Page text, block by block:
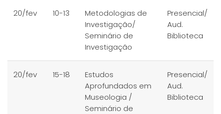
20/fev 10-13
Metodologias de
Investigação/
Seminário de
Investigação
Presencial/
Aud.
Biblioteca
20/fev 15-18
Estudos
Aprofundados em
Museologia /
Seminário de
Presencial/
Aud.
Biblioteca